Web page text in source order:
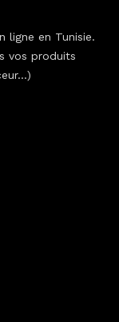
ligne en Tunisie.
vos produits